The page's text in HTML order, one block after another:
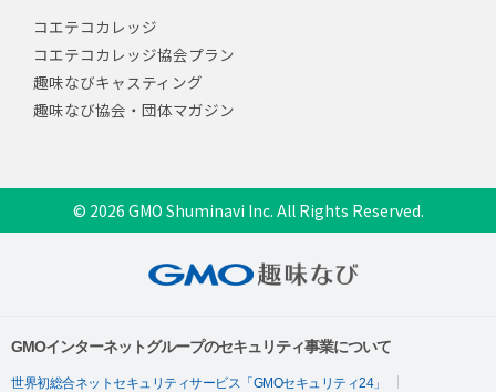
コエテコカレッジ
コエテコカレッジ協会プラン
趣味なびキャスティング
趣味なび協会・団体マガジン
© 2026 GMO Shuminavi Inc. All Rights Reserved.